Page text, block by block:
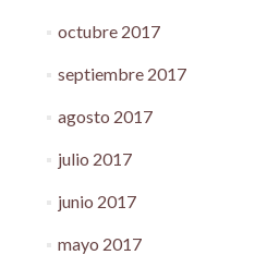
octubre 2017
septiembre 2017
agosto 2017
julio 2017
junio 2017
mayo 2017